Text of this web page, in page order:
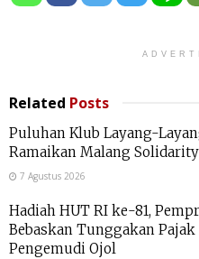
Related Posts
Puluhan Klub Layang-
Ramaikan Malang
7 Agustus 2026
Hadiah HUT RI ke-81,
Bebaskan Tunggakan Pajak
Pengemudi Ojol